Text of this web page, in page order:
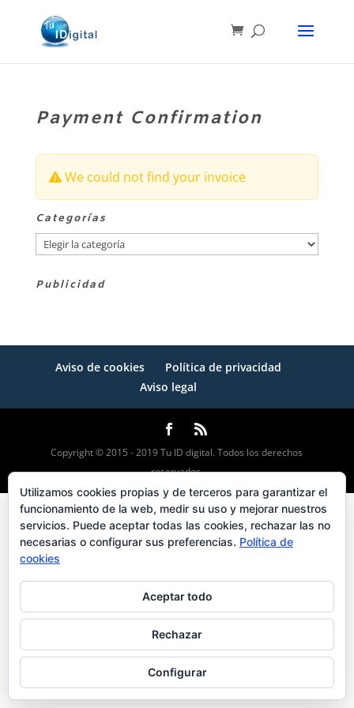
Payment Confirmation
We could not find your invoice
Categorías
Categorías
Publicidad
Aviso de cookies
Política de privacidad
Aviso legal
Copyright © 2015 - 2019 Tu ID digital. Todos los derechos
reservados.
Utilizamos cookies propias y de terceros para garantizar el
funcionamiento de la web, medir su uso y mejorar nuestros
servicios. Puede aceptar todas las cookies, rechazar las no
necesarias o configurar sus preferencias. Política de
cookies
Aceptar todo
Rechazar
Configurar